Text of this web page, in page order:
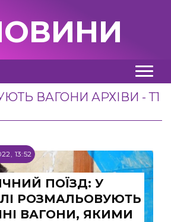
ВАГОНИ АРХІВИ - Т1
13:52
ПОЇЗД: У
РОЗМАЛЬОВУЮТЬ
ВАГОНИ, ЯКИМИ